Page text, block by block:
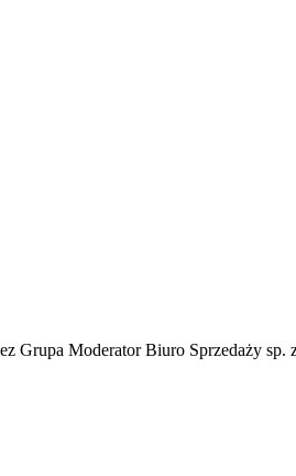
Grupa Moderator Biuro Sprzedaży